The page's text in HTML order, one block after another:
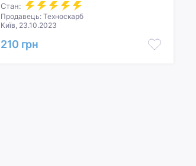
Стан:
Продавець: Техноскарб
Київ, 23.10.2023
210 грн